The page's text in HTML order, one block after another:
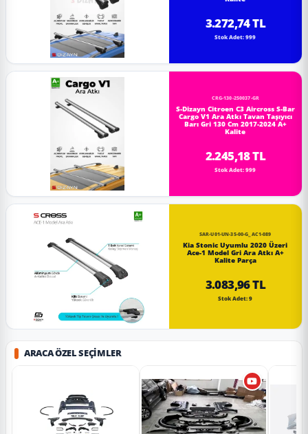
3.272,74 TL
Stok Adet: 999
CRG-130-250037-GR
S-Dizayn Citroen C3 Aircross S-Bar
Cargo V1 Ara Atkı Tavan Taşıyıcı
Barı Gri 130 Cm 2017-2024 A+
Kalite
2.245,18 TL
Stok Adet: 999
SAR-U01-UN-35-00-G_AC1-089
Kia Stonic Uyumlu 2020 Üzeri
Ace-1 Model Gri Ara Atkı A+
Kalite Parça
3.083,96 TL
Stok Adet: 9
ARACA ÖZEL SEÇIMLER